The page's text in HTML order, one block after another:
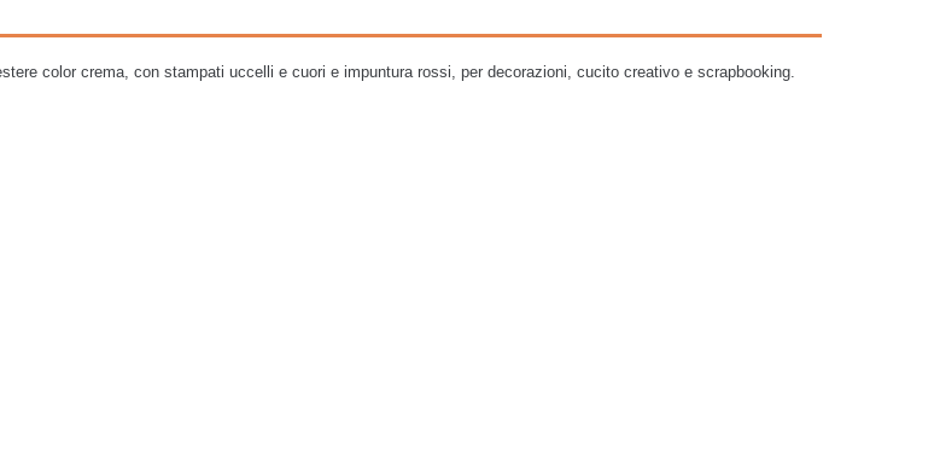
color crema, con stampati uccelli e cuori e impuntura rossi, per decorazioni, cucito creativo e scrapbooking.